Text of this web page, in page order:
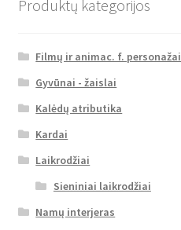
Produktų kategorijos
Filmų ir animac. f. personažai
Gyvūnai - žaislai
Kalėdų atributika
Kardai
Laikrodžiai
Sieniniai laikrodžiai
Namų interjeras